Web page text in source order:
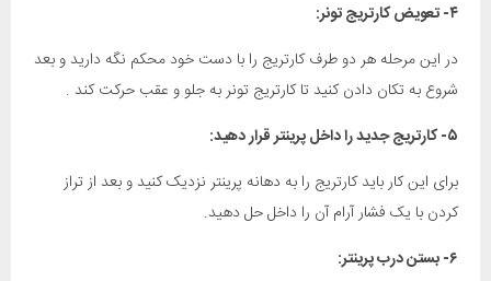
۴- تعویض کارتریج تونر:
در این مرحله هر دو طرف کارتریج را با دست خود محکم نگه دارید و بعد
شروع به تکان دادن کنید تا کارتریج تونر به جلو و عقب حرکت کند .
۵- کارتریج جدید را داخل پرینتر قرار دهید:
برای این کار باید کارتریج را به دهانه پرینتر نزدیک کنید و بعد از تراز
کردن با یک فشار آرام آن را داخل حل دهید.
۶- بستن درب پرینتر: